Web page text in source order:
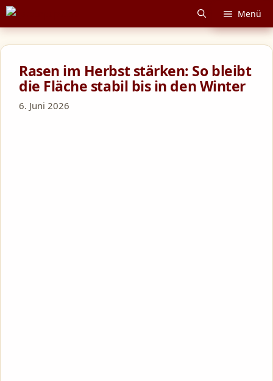
Zum
Inhalt
springen
Menü
Rasen im Herbst stärken: So bleibt
die Fläche stabil bis in den Winter
6. Juni 2026